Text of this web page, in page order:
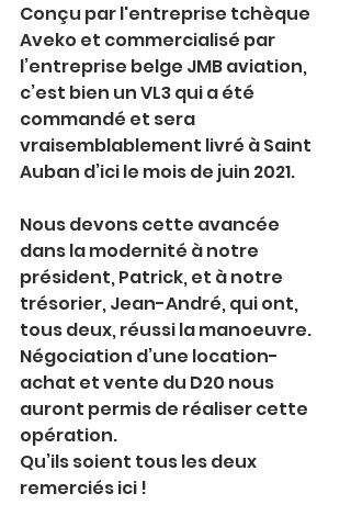
Conçu par l'entreprise tchèque
Aveko et commercialisé par
l’entreprise belge JMB aviation,
c’est bien un VL3 qui a été
commandé et sera
vraisemblablement livré à Saint
Auban d’ici le mois de juin 2021.
Nous devons cette avancée
dans la modernité à notre
président, Patrick, et à notre
trésorier, Jean-André, qui ont,
tous deux, réussi la manoeuvre.
Négociation d’une location-
achat et vente du D20 nous
auront permis de réaliser cette
opération.
Qu’ils soient tous les deux
remerciés ici !